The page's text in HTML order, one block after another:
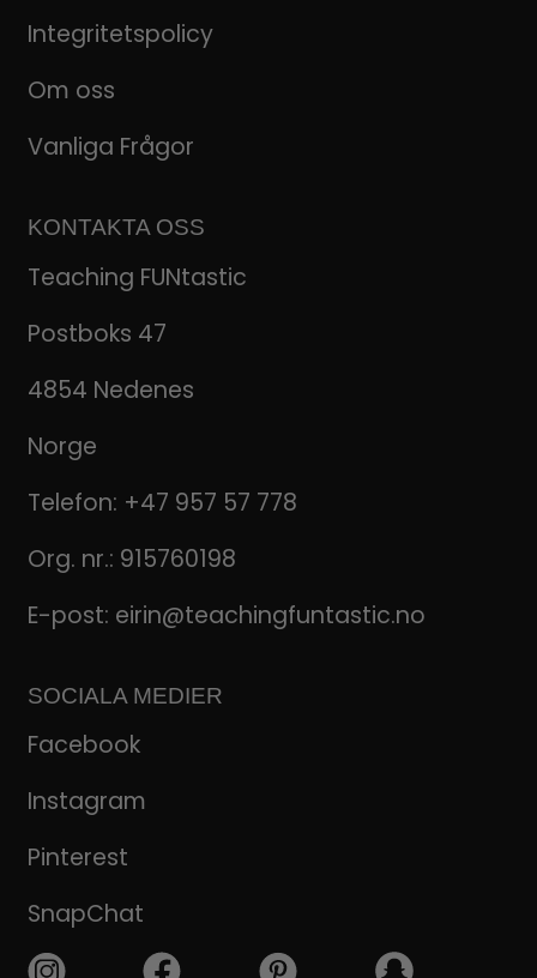
Integritetspolicy
Om oss
Vanliga Frågor
KONTAKTA OSS
Teaching FUNtastic
Postboks 47
4854 Nedenes
Norge
Telefon: +47 957 57 778
Org. nr.: 915760198
E-post: eirin@teachingfuntastic.no
SOCIALA MEDIER
Facebook
Instagram
Pinterest
SnapChat